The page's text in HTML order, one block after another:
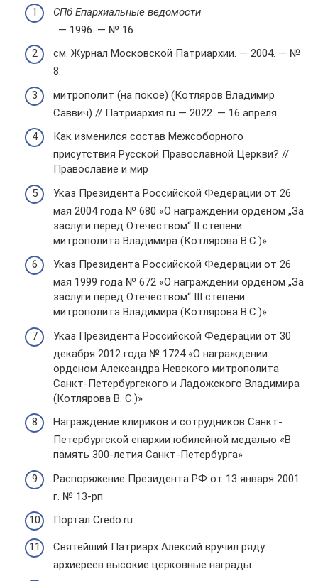
СПб Епархиальные ведомости
. — 1996. — № 16
см. Журнал Московской Патриархии. — 2004. — №
8.
митрополит (на покое) (Котляров Владимир
Саввич) // Патриархия.ru — 2022. — 16 апреля
Как изменился состав Межсоборного
присутствия Русской Православной Церкви? //
Православие и мир
Указ Президента Российской Федерации от 26
мая 2004 года № 680 «О награждении орденом „За
заслуги перед Отечеством“ II степени
митрополита Владимира (Котлярова B.C.)»
Указ Президента Российской Федерации от 26
мая 1999 года № 672 «О награждении орденом „За
заслуги перед Отечеством“ III степени
митрополита Владимира (Котлярова B.C.)»
Указ Президента Российской Федерации от 30
декабря 2012 года № 1724 «О награждении
орденом Александра Невского митрополита
Санкт-Петербургского и Ладожского Владимира
(Котлярова В. С.)»
Награждение клириков и сотрудников Санкт-
Петербургской епархии юбилейной медалью «В
память 300-летия Санкт-Петербурга»
Распоряжение Президента РФ от 13 января 2001
г. № 13-рп
Портал Credo.ru
Святейший Патриарх Алексий вручил ряду
архиереев высокие церковные награды.